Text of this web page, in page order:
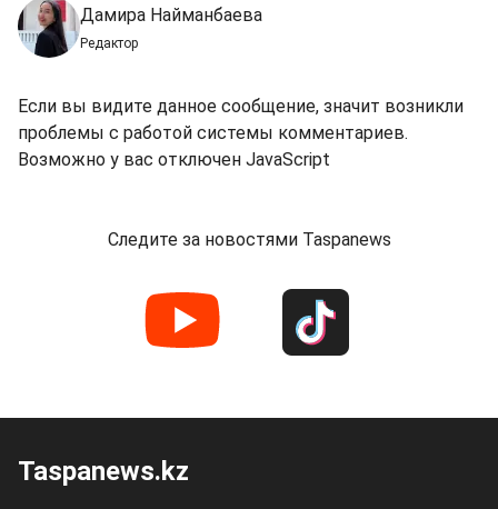
Дамира Найманбаева
Редактор
Если вы видите данное сообщение, значит возникли
проблемы с работой системы комментариев.
Возможно у вас отключен JavaScript
Следите за новостями Taspanews
Taspanews.kz